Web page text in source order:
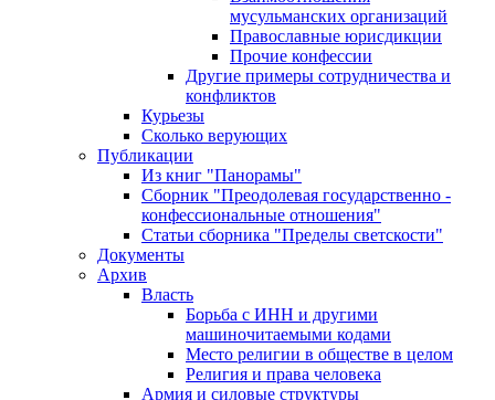
мусульманских организаций
Православные юрисдикции
Прочие конфессии
Другие примеры сотрудничества и
конфликтов
Курьезы
Сколько верующих
Публикации
Из книг "Панорамы"
Сборник "Преодолевая государственно -
конфессиональные отношения"
Статьи сборника "Пределы светскости"
Документы
Архив
Власть
Борьба с ИНН и другими
машиночитаемыми кодами
Место религии в обществе в целом
Религия и права человека
Армия и силовые структуры